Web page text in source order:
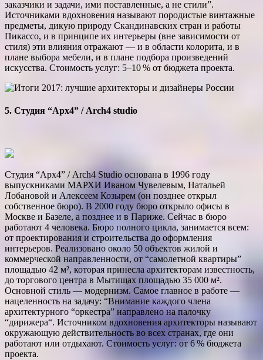
заказчики и задачи, ими поставленные, а не стили”.
Источниками вдохновения называют породистые винтажные
предметы, дикую природу Скандинавских стран и работы
Пикассо, и в принципе их интерьеры (вне зависимости от
стиля) эти влияния отражают — и в области колорита, и в
плане выбора мебели, и в плане подбора произведений
искусства. Стоимость услуг: 5–10 % от бюджета проекта.
5. Студия “Арх4” / Arch4 studio
Студия “Арх4” / Arch4 Studio основана в 1996 году
выпускниками МАРХИ Иваном Чувелевым, Натальей
Лобановой и Алексеем Козырем (он позднее открыл
собственное бюро). В 2000 году бюро открыло офисы в
Москве и Базеле, а позднее и в Париже. Сейчас в бюро
работают 4 человека. Бюро полного цикла, занимается всем:
от проектирования и строительства до оформления
интерьеров. Реализовано около 50 объектов жилой и
коммерческой направленности, от “самолетной квартиры”
площадью 42 м², которая принесла архитекторам известность,
до торгового центра в Мытищах площадью 35 000 м².
Основной стиль — модернизм. Самое главное в работе —
нацеленность на задачу: “Внимание каждого члена
архитектурного “оркестра” направлено на палочку
“дирижера“. Источником вдохновения архитекторы называют
окру­жающую действительность во всех странах, где они
работают или отдыхают. Стоимость услуг: от 6 % бюджета
проекта.